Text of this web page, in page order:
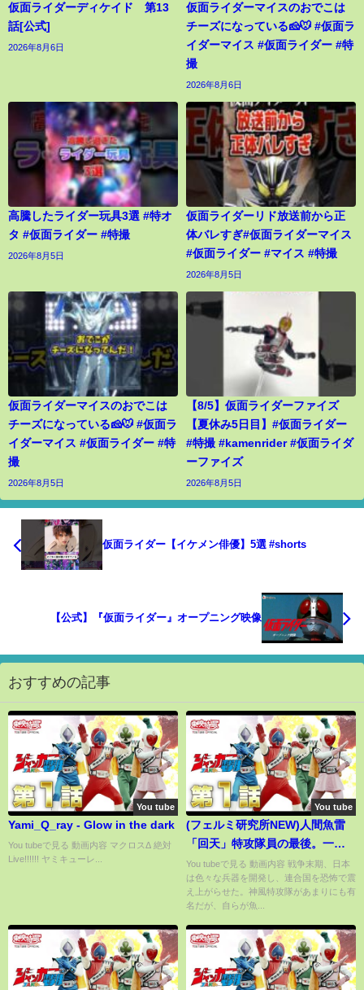
仮面ライダーディケイド 第13
話[公式]
2026年8月6日
仮面ライダーマイスのおでこは
チーズになっている🧀🐭 #仮面ラ
イダーマイス #仮面ライダー #特
撮
2026年8月6日
高騰したライダー玩具3選 #特オ
タ #仮面ライダー #特撮
2026年8月5日
仮面ライダーリド放送前から正
体バレすぎ#仮面ライダーマイス
#仮面ライダー #マイス #特撮
2026年8月5日
仮面ライダーマイスのおでこは
チーズになっている🧀🐭 #仮面ラ
イダーマイス #仮面ライダー #特
撮
2026年8月5日
【8/5】仮面ライダーファイズ
【夏休み5日目】#仮面ライダー
#特撮 #kamenrider #仮面ライダ
ーファイズ
2026年8月5日
仮面ライダー【イケメン俳優】5選 #shorts
【公式】『仮面ライダー』オープニング映像
おすすめの記事
You tube
Yami_Q_ray - Glow in the dark
You tubeで見る 動画内容 マクロスΔ 絶対
Live!!!!!! ヤミキューレ...
You tube
(フェルミ研究所NEW)人間魚雷
「回天」特攻隊員の最後。一体
何を守るために彼らは出撃した
のか？(すごいぞ日本)
You tubeで見る 動画内容 戦争末期、日本
は色々な兵器を開発し、連合国を恐怖で震
え上がらせた。神風特攻隊があまりにも有
名だが、自らが魚...